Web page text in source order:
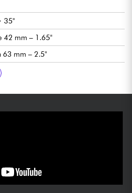
35"
42 mm – 1.65"
63 mm – 2.5"
21 mm – .827"
24 mm – .945"
Dingwall FD3n (chevalet)
Custom 1-Piece Recessed Bridge
weightPadded Gigbag